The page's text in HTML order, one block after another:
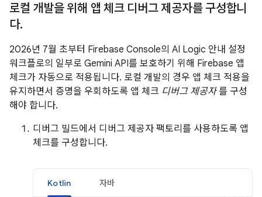
로컬 개발을 위해 앱 체크 디버그 제공자를 구성합니
다.
2026년 7월 초부터 Firebase Console의 AI Logic 안내 설정
워크플로의 일부로 Gemini API를 보호하기 위해 Firebase 앱
체크가 자동으로 적용됩니다. 로컬 개발의 경우 앱 체크 적용을
유지하면서 증명을 우회하도록 앱 체크 디버그 제공자를 구성
해야 합니다.
디버그 빌드에서 디버그 제공자 팩토리를 사용하도록 앱
체크를 구성합니다.
Kotlin 자바